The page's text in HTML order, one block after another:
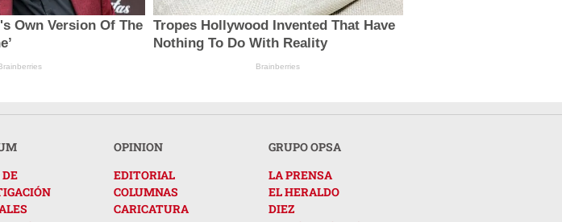
Own Version Of The
Tropes Hollywood Invented That Have
Nothing To Do With Reality
Brainberries
OPINION
EDITORIAL
COLUMNAS
CARICATURA
GRUPO OPSA
LA PRENSA
EL HERALDO
DIEZ